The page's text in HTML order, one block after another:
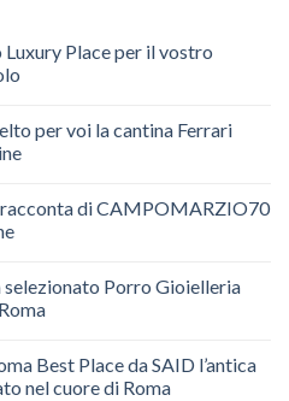
Place per il vostro
per voi la cantina Ferrari
racconta di CAMPOMARZIO70
selezionato Porro Gioielleria
Best Place da SAID l’antica
nel cuore di Roma